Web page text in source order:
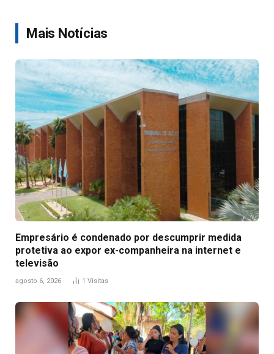
Mais Notícias
Empresário é condenado por descumprir medida
protetiva ao expor ex-companheira na internet e
televisão
agosto 6, 2026 1 Visitas